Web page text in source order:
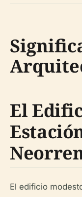
El
El edificio